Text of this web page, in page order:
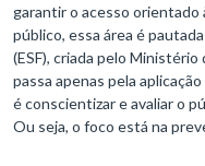
garantir o acesso
público, essa área é
(ESF), criada pelo
passa apenas pela
é conscientizar e avaliar o
Ou seja, o foco está na